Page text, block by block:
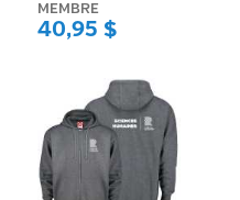
MEMBRE
40,95 $